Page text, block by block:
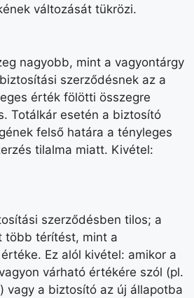
változását tükrözi.
nagyobb, mint a vagyontárgy
szerződésnek az a
érték fölötti összegre
Totálkár esetén a biztosító
felső határa a tényleges
tilalma miatt. Kivétel:
szerződésben tilos; a
több térítést, mint a
Ez alól kivétel: amikor a
várható értékére szól (pl.
vagy a biztosító az új állapotba